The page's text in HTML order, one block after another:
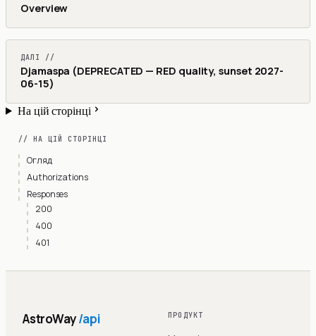
Overview
ДАЛІ //
Djamaspa (DEPRECATED — RED quality, sunset 2027-
06-15)
На цій сторінці
// НА ЦІЙ СТОРІНЦІ
Огляд
Authorizations
Responses
200
400
401
AstroWay/api ПРОДУКТ